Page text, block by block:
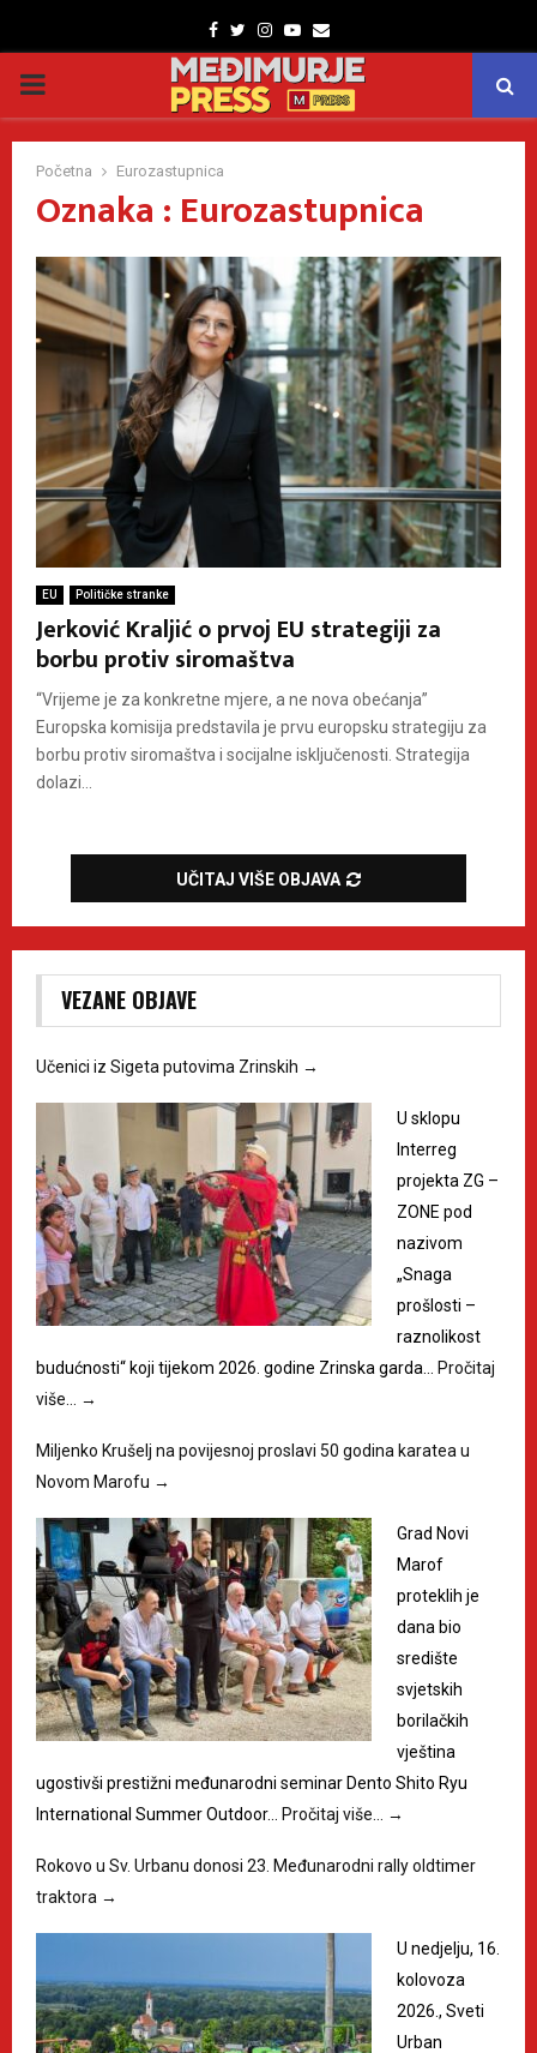
Facebook
TwitterInstagram
Youtube
Email
PRIMARY
MENU
Početna Eurozastupnica
Oznaka : Eurozastupnica
EU Političke stranke
Jerković Kraljić o prvoj EU strategiji za
borbu protiv siromaštva
“Vrijeme je za konkretne mjere, a ne nova obećanja”
Europska komisija predstavila je prvu europsku strategiju za
borbu protiv siromaštva i socijalne isključenosti. Strategija
dolazi...
UČITAJ VIŠE OBJAVA
VEZANE OBJAVE
Učenici iz Sigeta putovima Zrinskih →
U sklopu
Interreg
projekta ZG –
ZONE pod
nazivom
„Snaga
prošlosti –
raznolikost
budućnosti“ koji tijekom 2026. godine Zrinska garda…
Pročitaj
više…
→
Miljenko Krušelj na povijesnoj proslavi 50 godina karatea u
Novom Marofu →
Grad Novi
Marof
proteklih je
dana bio
središte
svjetskih
borilačkih
vještina
ugostivši prestižni međunarodni seminar Dento Shito Ryu
International Summer Outdoor…
Pročitaj više… →
Rokovo u Sv. Urbanu donosi 23. Međunarodni rally oldtimer
traktora →
U nedjelju, 16.
kolovoza
2026., Sveti
Urban